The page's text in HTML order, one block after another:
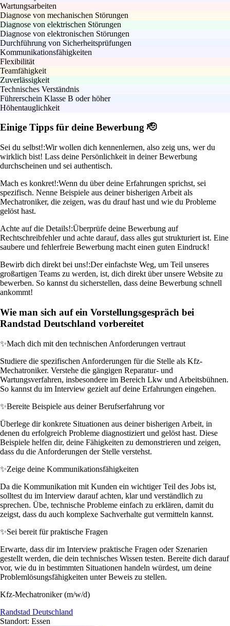
Wartungsarbeiten
Diagnose von mechanischen Störungen
Diagnose von elektrischen Störungen
Diagnose von elektronischen Störungen
Durchführung von Sicherheitsprüfungen
Kommunikationsfähigkeiten
Flexibilität
Teamfähigkeit
Zuverlässigkeit
Technisches Verständnis
Führerschein Klasse B oder höher
Höhentauglichkeit
Einige Tipps für deine Bewerbung 🫡
Sei du selbst!:Wir wollen dich kennenlernen, also zeig uns, wer du
wirklich bist! Lass deine Persönlichkeit in deiner Bewerbung
durchscheinen und sei authentisch.
Mach es konkret!:Wenn du über deine Erfahrungen sprichst, sei
spezifisch. Nenne Beispiele aus deiner bisherigen Arbeit als
Mechatroniker, die zeigen, was du drauf hast und wie du Probleme
gelöst hast.
Achte auf die Details!:Überprüfe deine Bewerbung auf
Rechtschreibfehler und achte darauf, dass alles gut strukturiert ist. Eine
saubere und fehlerfreie Bewerbung macht einen guten Eindruck!
Bewirb dich direkt bei uns!:Der einfachste Weg, um Teil unseres
großartigen Teams zu werden, ist, dich direkt über unsere Website zu
bewerben. So kannst du sicherstellen, dass deine Bewerbung schnell
ankommt!
Wie man sich auf ein Vorstellungsgespräch bei
Randstad Deutschland vorbereitet
✨Mach dich mit den technischen Anforderungen vertraut
Studiere die spezifischen Anforderungen für die Stelle als Kfz-
Mechatroniker. Verstehe die gängigen Reparatur- und
Wartungsverfahren, insbesondere im Bereich Lkw und Arbeitsbühnen.
So kannst du im Interview gezielt auf deine Erfahrungen eingehen.
✨Bereite Beispiele aus deiner Berufserfahrung vor
Überlege dir konkrete Situationen aus deiner bisherigen Arbeit, in
denen du erfolgreich Probleme diagnostiziert und gelöst hast. Diese
Beispiele helfen dir, deine Fähigkeiten zu demonstrieren und zeigen,
dass du die Anforderungen der Stelle verstehst.
✨Zeige deine Kommunikationsfähigkeiten
Da die Kommunikation mit Kunden ein wichtiger Teil des Jobs ist,
solltest du im Interview darauf achten, klar und verständlich zu
sprechen. Übe, technische Probleme einfach zu erklären, damit du
zeigst, dass du auch komplexe Sachverhalte gut vermitteln kannst.
✨Sei bereit für praktische Fragen
Erwarte, dass dir im Interview praktische Fragen oder Szenarien
gestellt werden, die dein technisches Wissen testen. Bereite dich darauf
vor, wie du in bestimmten Situationen handeln würdest, um deine
Problemlösungsfähigkeiten unter Beweis zu stellen.
Kfz-Mechatroniker (m/w/d)
Randstad Deutschland
Standort: Essen